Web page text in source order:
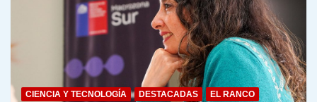
CIENCIA Y TECNOLOGÍA DESTACADAS
EL RANCO